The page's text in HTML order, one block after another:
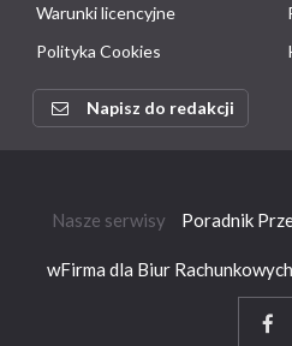
Warunki licencyjne
Polityka Cookies
Napisz do redakcji
Nasze serwisy Poradnik
wFirma dla Biur Rachunkowych